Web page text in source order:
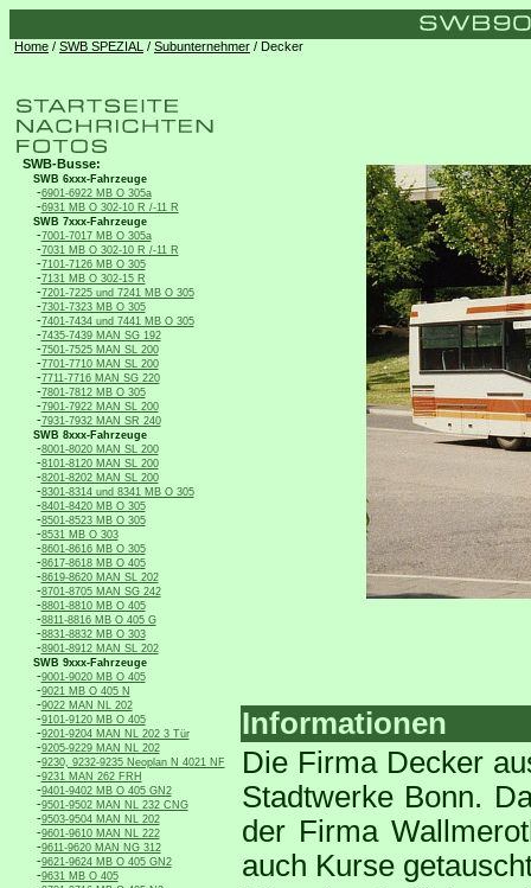
Home / SWB SPEZIAL / Subunternehmer / Decker
SWB-Busse:
SWB 6xxx-Fahrzeuge
-6901-6922 MB O 305a
-6931 MB O 302-10 R /-11 R
SWB 7xxx-Fahrzeuge
-7001-7017 MB O 305a
-7031 MB O 302-10 R /-11 R
-7101-7126 MB O 305
-7131 MB O 302-15 R
-7201-7225 und 7241 MB O 305
-7301-7323 MB O 305
-7401-7434 und 7441 MB O 305
-7435-7439 MAN SG 192
-7501-7525 MAN SL 200
-7701-7710 MAN SL 200
-7711-7716 MAN SG 220
-7801-7812 MB O 305
-7901-7922 MAN SL 200
-7931-7932 MAN SR 240
SWB 8xxx-Fahrzeuge
-8001-8020 MAN SL 200
-8101-8120 MAN SL 200
-8201-8202 MAN SL 200
-8301-8314 und 8341 MB O 305
-8401-8420 MB O 305
-8501-8523 MB O 305
-8531 MB O 303
-8601-8616 MB O 305
-8617-8618 MB O 405
-8619-8620 MAN SL 202
-8701-8705 MAN SG 242
-8801-8810 MB O 405
-8811-8816 MB O 405 G
-8831-8832 MB O 303
-8901-8912 MAN SL 202
SWB 9xxx-Fahrzeuge
-9001-9020 MB O 405
-9021 MB O 405 N
-9022 MAN NL 202
-9101-9120 MB O 405
-9201-9204 MAN NL 202 3 Tür
-9205-9229 MAN NL 202
-9230, 9232-9235 Neoplan N 4021 NF
-9231 MAN 262 FRH
-9401-9402 MB O 405 GN2
-9501-9502 MAN NL 232 CNG
-9503-9504 MAN NL 202
-9601-9610 MAN NL 222
-9611-9620 MAN NG 312
-9621-9624 MB O 405 GN2
-9631 MB O 405
Informationen
Die Firma Decker
Stadtwerke Bonn.
der Firma
auch Kurse